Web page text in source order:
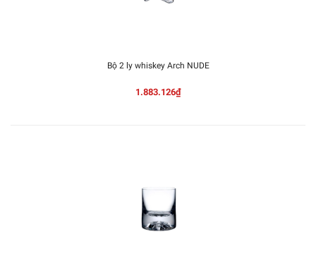
Bộ 2 ly whiskey Arch NUDE
1.883.126₫